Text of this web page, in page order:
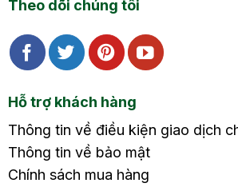
Theo dõi chúng tôi
Hỗ trợ khách hàng
Thông tin về điều kiện giao dịch
Thông tin về bảo mật
Chính sách mua hàng